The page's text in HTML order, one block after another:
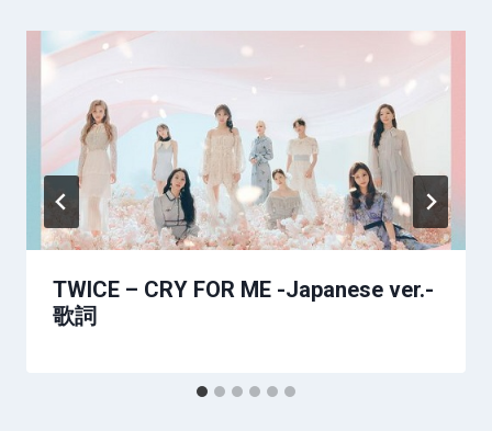
TWICE – CRY FOR ME -Japanese ver.-
歌詞